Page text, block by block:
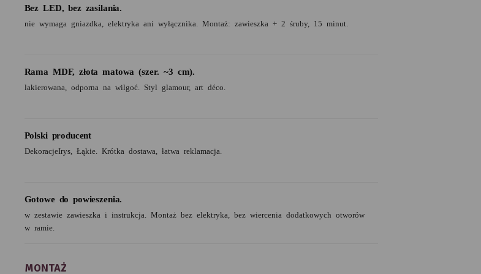
Bez LED, bez zasilania.
nie wymaga gniazdka, elektryka ani wyłącznika. Montaż: zawieszka + 2 śruby, 15 minut.
Rama MDF, złota matowa (szer. ~3 cm).
lakierowana, odporna na wilgoć. Styl glamour, art déco.
Polski producent
DekoracjeIrys, Łąkie. Krótka dostawa, łatwa reklamacja.
Gotowe do powieszenia.
w zestawie zawieszka i instrukcja. Montaż bez elektryka, bez wiercenia dodatkowych otworów
w ramie.
MONTAŻ